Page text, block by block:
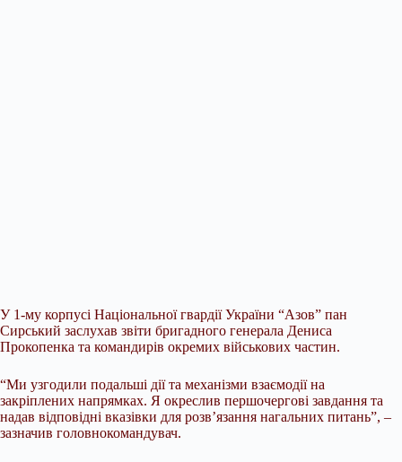
У 1-му корпусі Національної гвардії України “Азов” пан
Сирський заслухав звіти бригадного генерала Дениса
Прокопенка та командирів окремих військових частин.
“Ми узгодили подальші дії та механізми взаємодії на
закріплених напрямках. Я окреслив першочергові завдання та
надав відповідні вказівки для розв’язання нагальних питань”, –
зазначив головнокомандувач.